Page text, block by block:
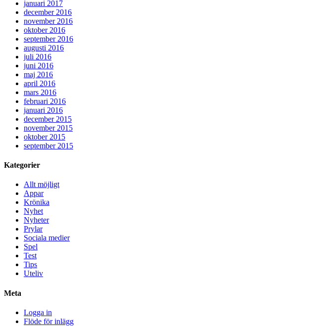
januari 2017
december 2016
november 2016
oktober 2016
september 2016
augusti 2016
juli 2016
juni 2016
maj 2016
april 2016
mars 2016
februari 2016
januari 2016
december 2015
november 2015
oktober 2015
september 2015
Kategorier
Allt möjligt
Appar
Krönika
Nyhet
Nyheter
Prylar
Sociala medier
Spel
Test
Tips
Uteliv
Meta
Logga in
Flöde för inlägg